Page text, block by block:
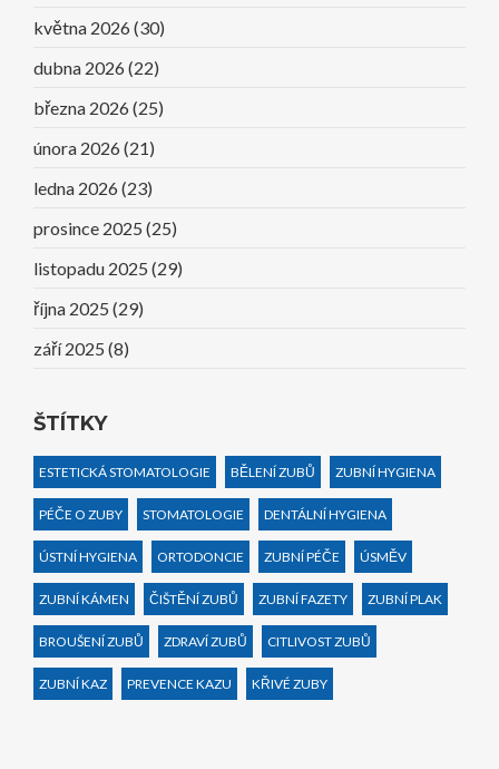
května 2026 (30)
dubna 2026 (22)
března 2026 (25)
února 2026 (21)
ledna 2026 (23)
prosince 2025 (25)
listopadu 2025 (29)
října 2025 (29)
září 2025 (8)
ŠTÍTKY
ESTETICKÁ STOMATOLOGIE BĚLENÍ ZUBŮ ZUBNÍ HYGIENA
PÉČE O ZUBY STOMATOLOGIE DENTÁLNÍ HYGIENA
ÚSTNÍ HYGIENA ORTODONCIE ZUBNÍ PÉČE ÚSMĚV
ZUBNÍ KÁMEN ČIŠTĚNÍ ZUBŮ ZUBNÍ FAZETY ZUBNÍ PLAK
BROUŠENÍ ZUBŮ ZDRAVÍ ZUBŮ CITLIVOST ZUBŮ
ZUBNÍ KAZ PREVENCE KAZU KŘIVÉ ZUBY